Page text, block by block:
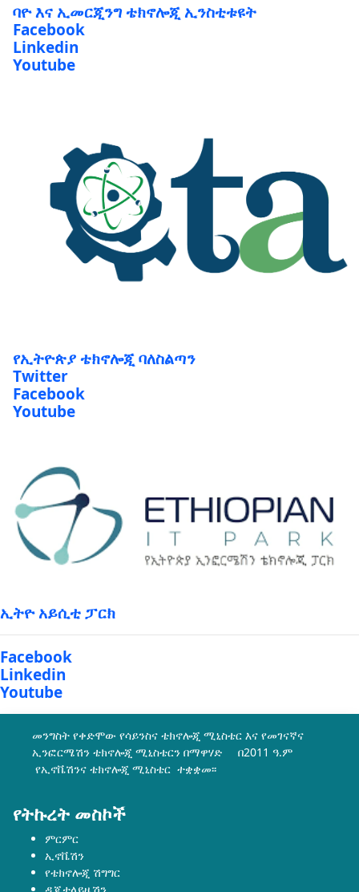
ባዮ እና ኢመርጂንግ ቴክኖሎጂ ኢንስቲቱዩት
Facebook
Linkedin
Youtube
የኢትዮጵያ ቴክኖሎጂ ባለስልጣን
Twitter
Facebook
Youtube
ኢትዮ አይሲቲ ፓርክ
Facebook
Linkedin
Youtube
መንግስት የቀድሞው የሳይንስና ቴክኖሎጂ ሚኒስቴር እና የመገናኛና
ኢንፎርሜሽን ቴክኖሎጂ ሚኒስቴርን በማዋሃድ በ2011 ዓ.ም
የኢኖቬሽንና ቴክኖሎጂ ሚኒስቴር ተቋቋመ፡፡
የትኩረት መስኮች
ምርምር
ኢኖቬሽን
የቴክኖሎጂ ሽግግር